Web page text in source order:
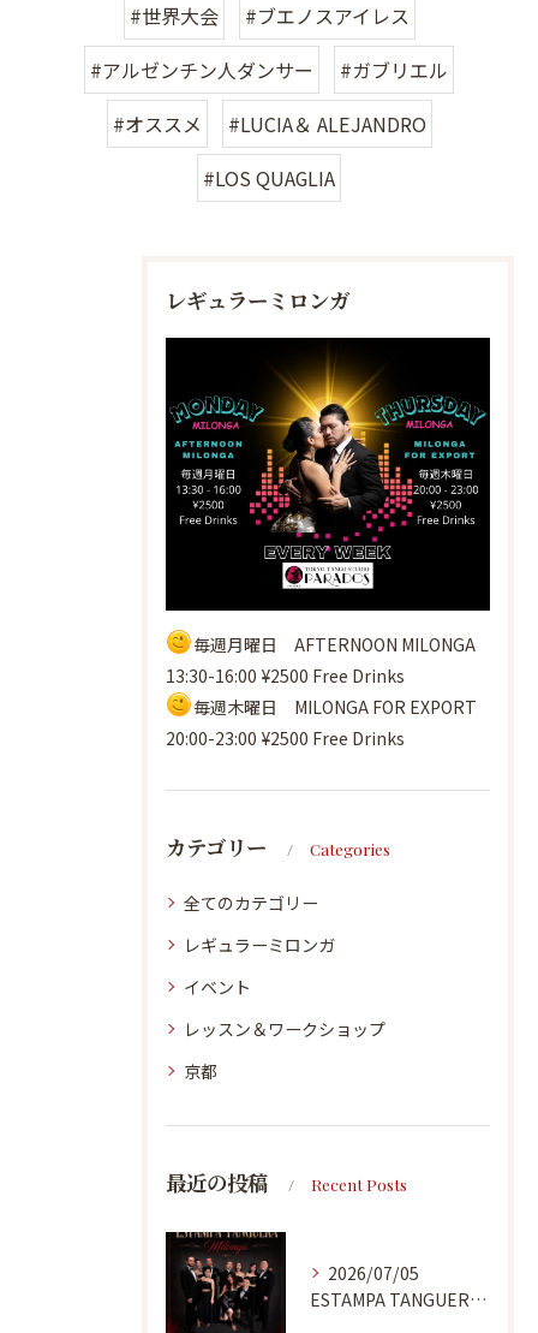
#世界大会
#ブエノスアイレス
#アルゼンチン人ダンサー
#ガブリエル
#オススメ
#LUCIA＆ ALEJANDRO
#LOS QUAGLIA
レギュラーミロンガ
毎週月曜日 AFTERNOON MILONGA
13:30-16:00 ¥2500 Free Drinks
毎週木曜日 MILONGA FOR EXPORT
20:00-23:00 ¥2500 Free Drinks
カテゴリー Categories
全てのカテゴリー
レギュラーミロンガ
イベント
レッスン＆ワークショップ
京都
最近の投稿 Recent Posts
2026/07/05
ESTAMPA TANGUERA MILONGA